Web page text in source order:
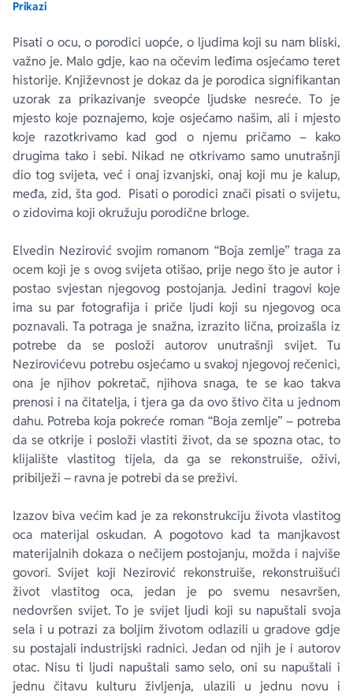
Prikazi
Pisati o ocu, o porodici uopće, o ljudima koji su nam bliski,
važno je. Malo gdje, kao na očevim leđima osjećamo teret
historije. Književnost je dokaz da je porodica signifikantan
uzorak za prikazivanje sveopće ljudske nesreće. To je
mjesto koje poznajemo, koje osjećamo našim, ali i mjesto
koje razotkrivamo kad god o njemu pričamo – kako
drugima tako i sebi. Nikad ne otkrivamo samo unutrašnji
dio tog svijeta, već i onaj izvanjski, onaj koji mu je kalup,
međa, zid, šta god. Pisati o porodici znači pisati o svijetu,
o zidovima koji okružuju porodične brloge.
Elvedin Nezirović svojim romanom “Boja zemlje” traga za
ocem koji je s ovog svijeta otišao, prije nego što je autor i
postao svjestan njegovog postojanja. Jedini tragovi koje
ima su par fotografija i priče ljudi koji su njegovog oca
poznavali. Ta potraga je snažna, izrazito lična, proizašla iz
potrebe da se posloži autorov unutrašnji svijet. Tu
Nezirovićevu potrebu osjećamo u svakoj njegovoj rečenici,
ona je njihov pokretač, njihova snaga, te se kao takva
prenosi i na čitatelja, i tjera ga da ovo štivo čita u jednom
dahu. Potreba koja pokreće roman “Boja zemlje” – potreba
da se otkrije i posloži vlastiti život, da se spozna otac, to
klijalište vlastitog tijela, da ga se rekonstruiše, oživi,
pribilježi – ravna je potrebi da se preživi.
Izazov biva većim kad je za rekonstrukciju života vlastitog
oca materijal oskudan. A pogotovo kad ta manjkavost
materijalnih dokaza o nečijem postojanju, možda i najviše
govori. Svijet koji Nezirović rekonstruiše, rekonstruišući
život vlastitog oca, jedan je po svemu nesavršen,
nedovršen svijet. To je svijet ljudi koji su napuštali svoja
sela i u potrazi za boljim životom odlazili u gradove gdje
su postajali industrijski radnici. Jedan od njih je i autorov
otac. Nisu ti ljudi napuštali samo selo, oni su napuštali i
jednu čitavu kulturu življenja, ulazili u jednu novu i
Ekranizovane knjige
Za poklon
E-knjige
Autori
Poezija
Lični razvoj i popularna psihologija
Biografija
Bojan Ljubenović
Dejan Tiago-Stanković
Milica Jakovljević Mir-Jam
Peter Handke
Harlan Koben
Elif Šafak